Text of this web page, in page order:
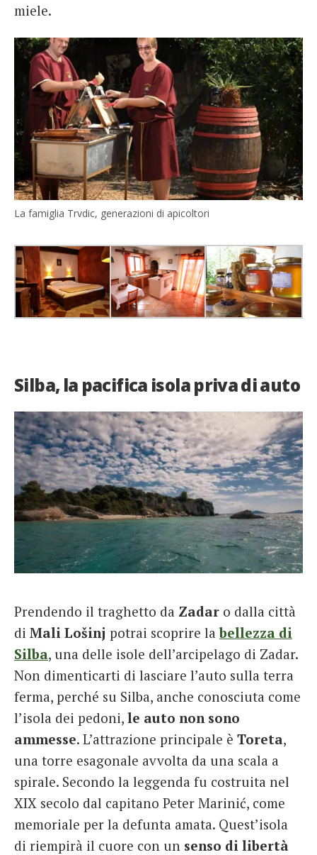
miele.
La famiglia Trvdic, generazioni di apicoltori
Silba, la pacifica isola priva di auto
Prendendo il traghetto da Zadar o dalla città
di Mali Lošinj potrai scoprire labellezza di
Silba, una delle isole dell’arcipelago di Zadar.
Non dimenticarti di lasciare l’auto sulla terra
ferma, perché su Silba, anche conosciuta come
l’isola dei pedoni, le auto non sono
ammesse. L’attrazione principale è Toreta,
una torre esagonale avvolta da una scala a
spirale. Secondo la leggenda fu costruita nel
XIX secolo dal capitano Peter Marinić, come
memoriale per la defunta amata. Quest’isola
di riempirà il cuore con un senso di libertà